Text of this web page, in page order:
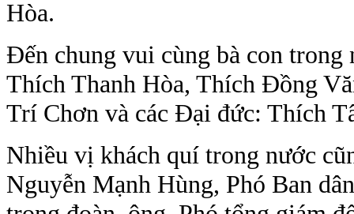
Hòa.
Đến chung vui cùng bà con trong
Thích Thanh Hòa, Thích Đồng
Trí Chơn và các Đại đức: Thích
Nhiều vị khách quí trong nước
Nguyễn Mạnh Hùng, Phó Ban